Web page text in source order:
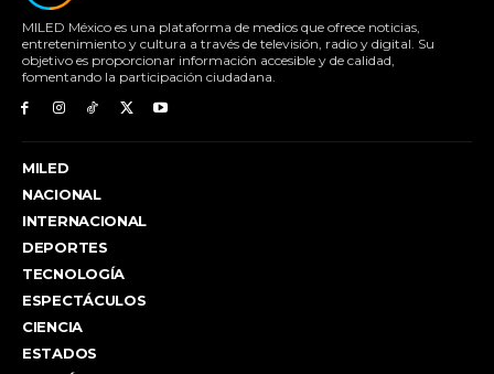
MILED México es una plataforma de medios que ofrece noticias,
entretenimiento y cultura a través de televisión, radio y digital. Su
objetivo es proporcionar información accesible y de calidad,
fomentando la participación ciudadana.
MILED
NACIONAL
INTERNACIONAL
DEPORTES
TECNOLOGÍA
ESPECTÁCULOS
CIENCIA
ESTADOS